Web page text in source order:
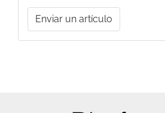
Enviar
unEnviar un artículo